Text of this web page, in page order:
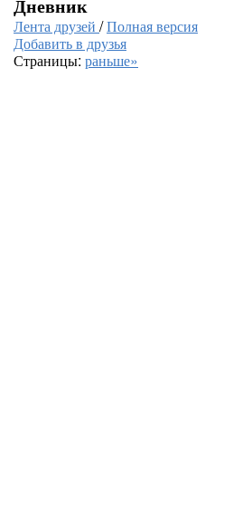
Лента друзей /Полная версия
Добавить в друзья
Страницы: раньше»